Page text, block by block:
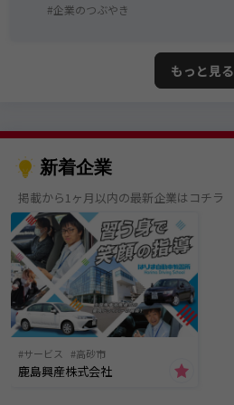
企業のつぶやき
もっと見る
新着企業
掲載から1ヶ月以内の最新企業はコチラ
サービス 高砂市
鹿島興産株式会社